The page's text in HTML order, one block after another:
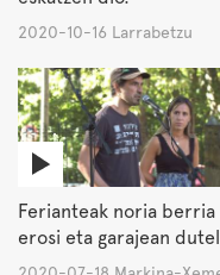
2020-10-16 Larrabetzu
Ferianteak noria berria
erosi eta garajean